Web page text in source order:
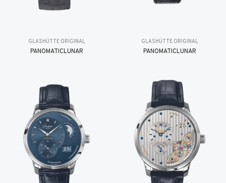
GLASHÜTTE ORIGINAL
PANOMATICLUNAR
GLASHÜTTE ORIGINAL
PANOMATICLUNAR